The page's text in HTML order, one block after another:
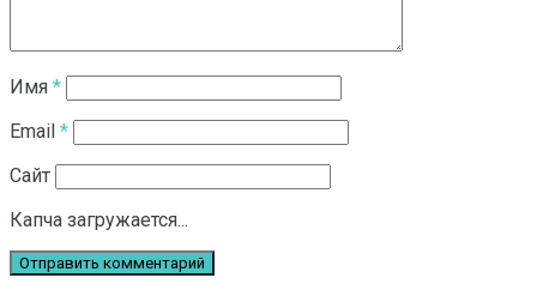
Имя *
Email *
Сайт
Капча загружается...